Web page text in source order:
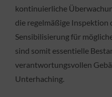
kontinuierliche
die regelmäßige Inspektion
Sensibilisierung für
sind somit essentielle
verantwortungsvollen
Unterhaching.